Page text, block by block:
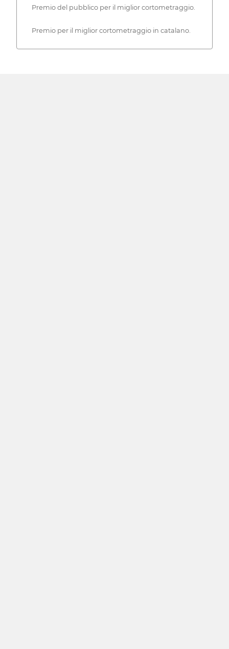
Premio del pubblico per il miglior cortometraggio.
Premio per il miglior cortometraggio in catalano.